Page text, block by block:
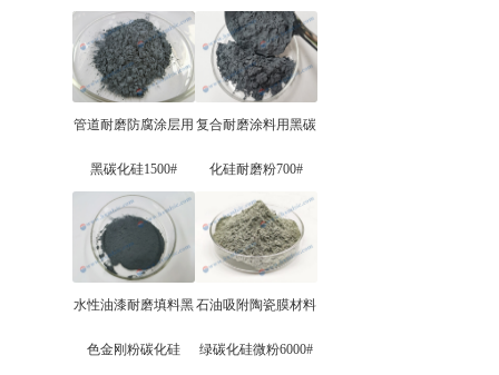
管道耐磨防腐涂层用
黑碳化硅1500#
复合耐磨涂料用黑碳
化硅耐磨粉700#
水性油漆耐磨填料黑
色金刚粉碳化硅
石油吸附陶瓷膜材料
绿碳化硅微粉6000#